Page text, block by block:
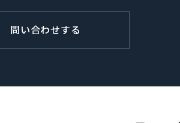
問い合わせする